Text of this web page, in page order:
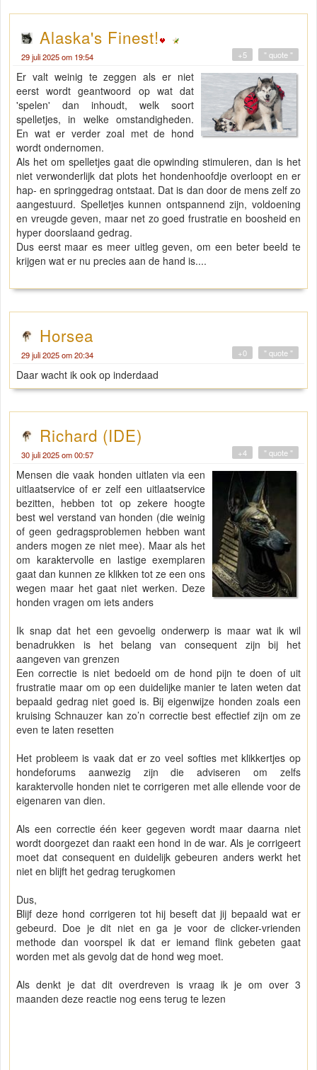
Alaska's Finest!
29 juli 2025 om 19:54 " quote "
+5
Er valt weinig te zeggen als er niet
eerst wordt geantwoord op wat dat
'spelen' dan inhoudt, welk soort
spelletjes, in welke omstandigheden.
En wat er verder zoal met de hond
wordt ondernomen.
Als het om spelletjes gaat die opwinding stimuleren, dan is het
niet verwonderlijk dat plots het hondenhoofdje overloopt en er
hap- en springgedrag ontstaat. Dat is dan door de mens zelf zo
aangestuurd. Spelletjes kunnen ontspannend zijn, voldoening
en vreugde geven, maar net zo goed frustratie en boosheid en
hyper doorslaand gedrag.
Dus eerst maar es meer uitleg geven, om een beter beeld te
krijgen wat er nu precies aan de hand is....
Horsea
29 juli 2025 om 20:34 " quote "
+0
Daar wacht ik ook op inderdaad
Richard (IDE)
30 juli 2025 om 00:57 " quote "
+4
Mensen die vaak honden uitlaten via een
uitlaatservice of er zelf een uitlaatservice
bezitten, hebben tot op zekere hoogte
best wel verstand van honden (die weinig
of geen gedragsproblemen hebben want
anders mogen ze niet mee). Maar als het
om karaktervolle en lastige exemplaren
gaat dan kunnen ze klikken tot ze een ons
wegen maar het gaat niet werken. Deze
honden vragen om iets anders
Ik snap dat het een gevoelig onderwerp is maar wat ik wil
benadrukken is het belang van consequent zijn bij het
aangeven van grenzen
Een correctie is niet bedoeld om de hond pijn te doen of uit
frustratie maar om op een duidelijke manier te laten weten dat
bepaald gedrag niet goed is. Bij eigenwijze honden zoals een
kruising Schnauzer kan zo’n correctie best effectief zijn om ze
even te laten resetten
Het probleem is vaak dat er zo veel softies met klikkertjes op
hondeforums aanwezig zijn die adviseren om zelfs
karaktervolle honden niet te corrigeren met alle ellende voor de
eigenaren van dien.
Als een correctie één keer gegeven wordt maar daarna niet
wordt doorgezet dan raakt een hond in de war. Als je corrigeert
moet dat consequent en duidelijk gebeuren anders werkt het
niet en blijft het gedrag terugkomen
Dus,
Blijf deze hond corrigeren tot hij beseft dat jij bepaald wat er
gebeurd. Doe je dit niet en ga je voor de clicker-vrienden
methode dan voorspel ik dat er iemand flink gebeten gaat
worden met als gevolg dat de hond weg moet.
Als denkt je dat dit overdreven is vraag ik je om over 3
maanden deze reactie nog eens terug te lezen